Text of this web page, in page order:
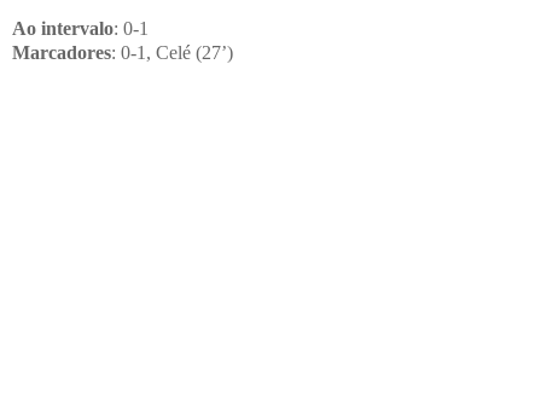
Ao intervalo: 0-1
Marcadores: 0-1, Celé (27’)